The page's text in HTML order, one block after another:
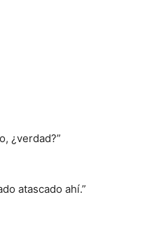
¿verdad?”
atascado ahí.”